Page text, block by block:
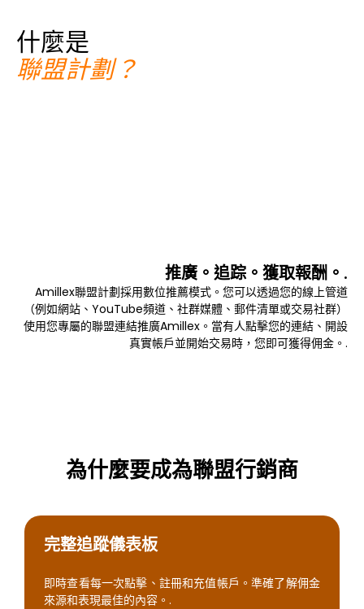
什麼是
聯盟計劃？
推廣。追踪。獲取報酬。.
Amillex聯盟計劃採用數位推薦模式。您可以透過您的線上管道
（例如網站、YouTube頻道、社群媒體、郵件清單或交易社群）
使用您專屬的聯盟連結推廣Amillex。當有人點擊您的連結、開設
真實帳戶並開始交易時，您即可獲得佣金。.
為什麼要成為聯盟行銷商
完整追蹤儀表板
即時查看每一次點擊、註冊和充值帳戶。準確了解佣金
來源和表現最佳的內容。.